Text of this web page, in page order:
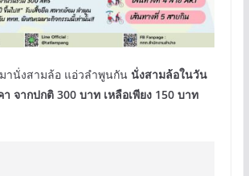
านั่งสามล้อ แอ่วลำพูนกัน นั่งสามล้อในวัน
จากปกติ 300 บาท เหลือเพียง 150 บาท